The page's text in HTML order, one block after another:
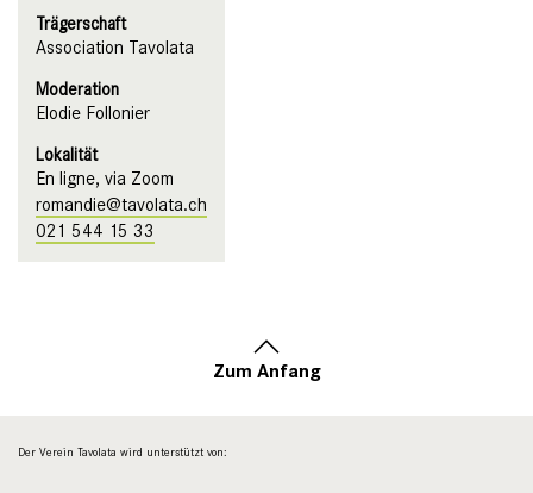
Trägerschaft
Association Tavolata
Moderation
Elodie Follonier
Lokalität
En ligne, via Zoom
romandie@tavolata.ch
021 544 15 33
Zum Anfang
Der Verein Tavolata wird unterstützt von: